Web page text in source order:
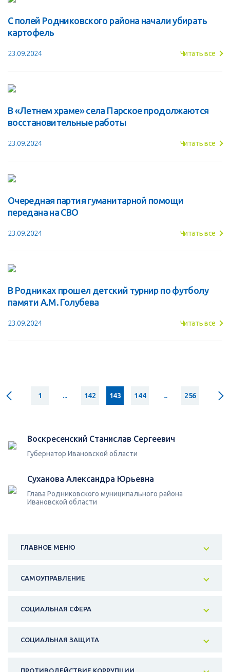
С полей Родниковского района начали убирать
картофель
23.09.2024 Читать все
В «Летнем храме» села Парское продолжаются
восстановительные работы
23.09.2024 Читать все
Очередная партия гуманитарной помощи
передана на СВО
23.09.2024 Читать все
В Родниках прошел детский турнир по футболу
памяти А.М. Голубева
23.09.2024 Читать все
1 ... 142 143 144 ... 256
Воскресенский Станислав Сергеевич
Губернатор Ивановской области
Суханова Александра Юрьевна
Глава Родниковского муниципального района
Ивановской области
ГЛАВНОЕ МЕНЮ
САМОУПРАВЛЕНИЕ
СОЦИАЛЬНАЯ СФЕРА
СОЦИАЛЬНАЯ ЗАЩИТА